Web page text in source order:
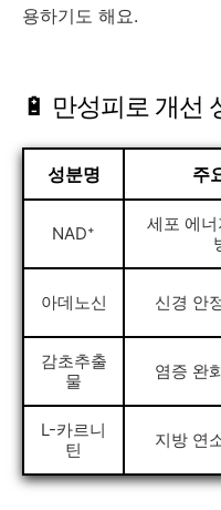
용하기도 해요.
🔋 만성피로 개선
성분명 주
NAD⁺
세포 에
아데노신 신경 안
감초추출
물
염증 완
L-카르니
틴
지방 연